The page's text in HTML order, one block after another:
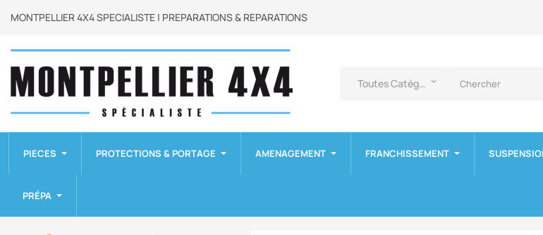
MONTPELLIER 4X4 SPECIALISTE | PREPARATIONS & REPARATIONS
Toutes Catégories keyboard_arrow_down
PIECES PROTECTIONS & PORTAGE AMENAGEMENT FRANCHISSEMENT
PRÉPA